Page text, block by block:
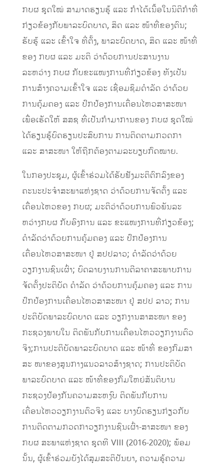
ກບຜ ຊຸດໃໝ່ ສາມາດຮຽນຮູ້ ແລະ ກຳໄດ້ເນື້ອໃນນິຕິກຳທີ່
ກ່ຽວຂ້ອງກັບພາລະບົດບາດ, ສິດ ແລະ ໜ້າທີ່ຂອງຕົນ;
ຮັບຮູ້ ແລະ ເຂົ້າໃຈ ທີ່ຕັ້ງ, ພາລະບົດບາດ, ສິດ ແລະ ໜ້າທີ່
ຂອງ ກບຜ ແລະ ມະຕິ ວ່າດ້ວຍການປະສານງານ
ລະຫວ່າງ ກບຜ ກັບຂະແໜງການທີ່ກ່ຽວຂ້ອງ ທັງເປັນ
ການສ້າງຄວາມເຂົ້າໃຈ ແລະ ເຊື່ອມຊຶມດຳລັດ ວ່າດ້ວຍ
ການຄຸ້ມຄອງ ແລະ ປົກປ້ອງການເຄື່ອນໄຫວສາສະໜາ
ເພື່ອເຮັດໃຫ້ ສສຊ ທີ່ເປັນກຳມາການຂອງ ກບຜ ຊຸດໃໝ່
ໄດ້ຮຽນຮູ້ບົດຮຽນປະສົບການ ການຕິດຕາມກວດກາ
ແລະ ສາສະໜາ ໃຫ້ຖືກຕ້ອງຕາມລະບຽບກົດໝາຍ.
ໃນກອງປະຊຸມ, ຜູ້ເຂົ້າຮ່ວມໄດ້ຮັບຟັງມະຕິຕົກລົງຂອງ
ຄະນະປະຈຳສະພາແຫ່ງຊາດ ວ່າດ້ວຍການຈັດຕັ້ງ ແລະ
ເຄື່ອນໄຫວຂອງ ກບຜ; ມະຕິວ່າດ້ວຍການພົວພັນລະ
ຫວ່າງກບຜ ກັບອົງການ ແລະ ຂະແໜງການທີ່ກ່ຽວຂ້ອງ;
ດຳລັດວ່າດ້ວຍການຄຸ້ມຄອງ ແລະ ປົກປ້ອງການ
ເຄື່ອນໄຫວສາສະໜາ ຢູ່ ສປປລາວ; ດຳລັດວ່າດ້ວຍ
ວຽກງານຊົນເຜົ່າ; ບົດລາຍງານການຕີລາຄາສະພາບການ
ຈັດຕັ້ງປະຕິບັດ ດຳລັດ ວ່າດ້ວຍການຄຸ້ມຄອງ ແລະ ການ
ປົກປ້ອງການເຄື່ອນໄຫວສາສະໜາ ຢູ່ ສປປ ລາວ; ການ
ປະຕິບັດພາລະບົດບາດ ແລະ ວຽກງານສາສະໜາ ຂອງ
ກະຊວງພາຍໃນ ຕິດພັນກັບການເຄື່ອນໄຫວວຽກງານຕົວ
ຈິງ;ການປະຕິບັດພາລະບົດບາດ ແລະ ໜ້າທີ່ ຂອງກົມສາ
ສະ ໜາຂອງສູນກາງແນວລາວສ້າງຊາດ; ການປະຕິບັດ
ພາລະບົດບາດ ແລະ ໜ້າທີ່ຂອງກົມໃຫຍ່ສັນຕິບານ
ກະຊວງປ້ອງກັນຄວາມສະຫງົບ ຕິດພັນກັບການ
ເຄື່ອນໄຫວວຽກງານຕົວຈິງ ແລະ ບາງບົດຮຽນກ່ຽວກັບ
ການຕິດຕາມກວດກາວຽກງານຊົນເຜົ່າ-ສາສະໜາ ຂອງ
ກບຜ ສະພາແຫ່ງຊາດ ຊຸດທີ VIII (2016-2020); ພ້ອມ
ນັ້ນ, ຜູ້ເຂົ້າຮ່ວມຍັງໄດ້ສຸມສະຕິປັນຍາ, ຄວາມຮູ້ຄວາມ